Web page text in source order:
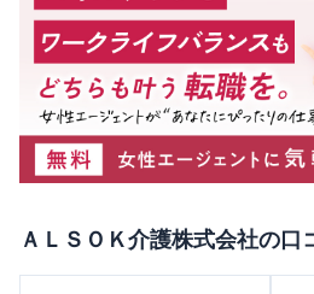
ＡＬＳＯＫ介護株式会社の口